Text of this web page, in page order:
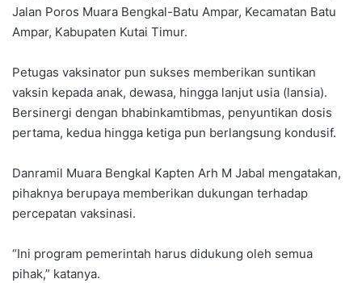
Jalan Poros Muara Bengkal-Batu Ampar, Kecamatan Batu
Ampar, Kabupaten Kutai Timur.
Petugas vaksinator pun sukses memberikan suntikan
vaksin kepada anak, dewasa, hingga lanjut usia (lansia).
Bersinergi dengan bhabinkamtibmas, penyuntikan dosis
pertama, kedua hingga ketiga pun berlangsung kondusif.
Danramil Muara Bengkal Kapten Arh M Jabal mengatakan,
pihaknya berupaya memberikan dukungan terhadap
percepatan vaksinasi.
“Ini program pemerintah harus didukung oleh semua
pihak,” katanya.